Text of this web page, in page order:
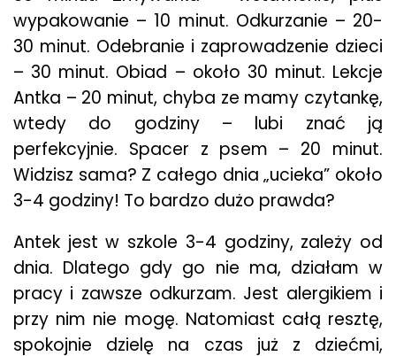
wypakowanie – 10 minut. Odkurzanie – 20-
30 minut. Odebranie i zaprowadzenie dzieci
– 30 minut. Obiad – około 30 minut. Lekcje
Antka – 20 minut, chyba ze mamy czytankę,
wtedy do godziny – lubi znać ją
perfekcyjnie. Spacer z psem – 20 minut.
Widzisz sama? Z całego dnia „ucieka” około
3-4 godziny! To bardzo dużo prawda?
Antek jest w szkole 3-4 godziny, zależy od
dnia. Dlatego gdy go nie ma, działam w
pracy i zawsze odkurzam. Jest alergikiem i
przy nim nie mogę. Natomiast całą resztę,
spokojnie dzielę na czas już z dziećmi,